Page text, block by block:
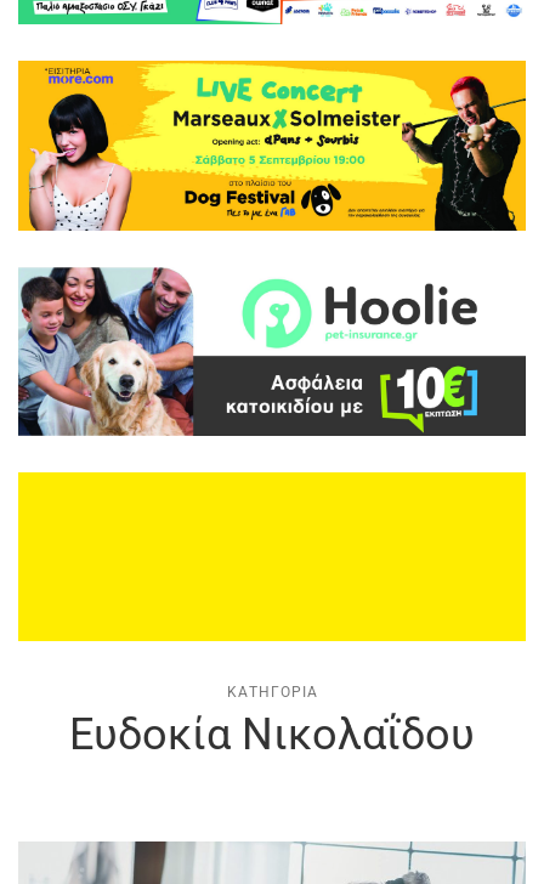
ΚΑΤΗΓΟΡΊΑ
Ευδοκία Νικολαΐδου